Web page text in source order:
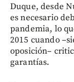
Duque, desde
es necesario
pandemia, lo
2015 cuando
oposición–
garantías.